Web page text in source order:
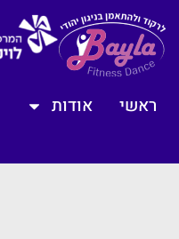
ראשי אודות